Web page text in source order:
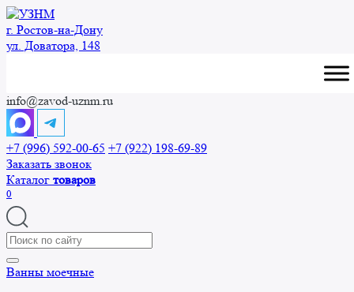
Перейти
к
содержанию
г. Ростов-на-Дону
ул. Доватора, 148
info@zavod-uznm.ru
+7 (996) 592-00-65 +7 (922) 198-69-89
Заказать звонок
Каталог товаров
0
Search
for:
Ванны моечные